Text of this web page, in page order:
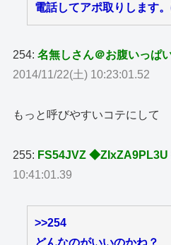
電話してアポ取りします
254:名無しさん＠お腹いっぱい
2014/11/22(土) 10:23:01.52
もっと呼びやすいコテにして
255: FS54JVZ ◆ZIxZA9PL3U
10:41:01.39
>>254
どんなのがいいのかね？